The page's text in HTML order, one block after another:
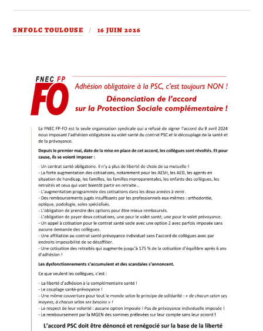
SNFOLC TOULOUSE 16 JUIN 2026